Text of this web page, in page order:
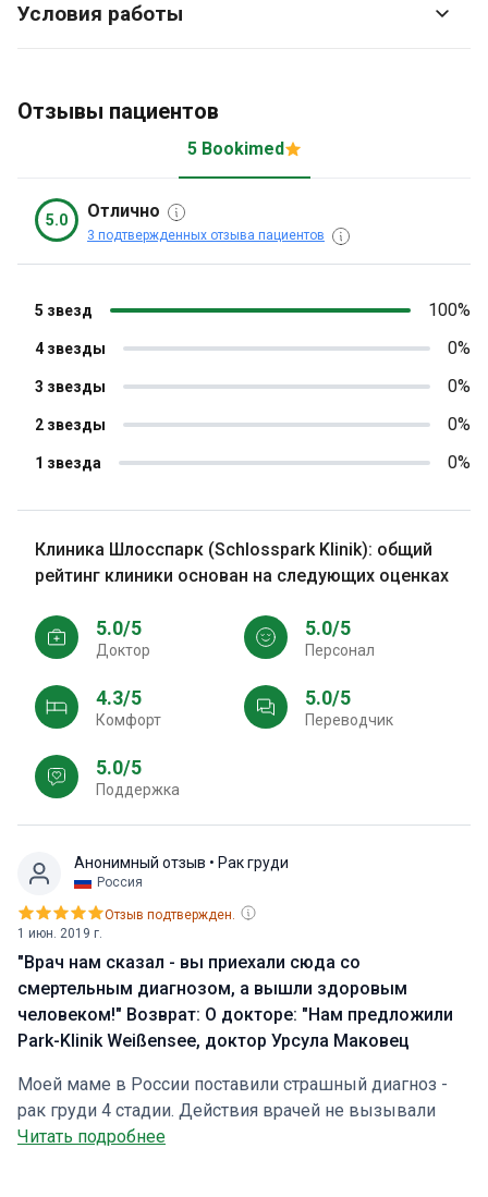
Условия работы
Отзывы пациентов
5 Bookimed
5.0 Отлично
3 подтвержденных отзыва пациентов
1 звезда 0%
2 звезды 0%
3 звезды 0%
4 звезды 0%
5 звезд 100%
Клиника Шлосспарк (Schlosspark Klinik): общий
рейтинг клиники основан на следующих оценках
5.0/5
Доктор
5.0/5
персонал
4.3/5
Комфорт
5.0/5
Переводчик
5.0/5
Поддержка
Анонимный отзыв • Рак груди
Россия
1 июн. 2019 г.
Отзыв подтвержден.
"Врач нам сказал - вы приехали сюда со
смертельным диагнозом, а вышли здоровым
человеком!" Возврат: О докторе: "Нам предложили
Park-Klinik Weißensee, доктор Урсула Маковец
Моей маме в России поставили страшный диагноз -
рак груди 4 стадии. Действия врачей не вызывали
доверия, поэтому мы обратились в Bookimed для
Читать подробнее